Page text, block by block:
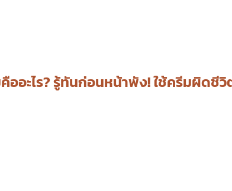
ออะไร? รู้ทันก่อนหน้าพัง! ใช้ครีมผิดชีวิ